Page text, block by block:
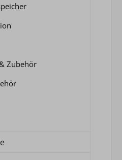
Zubehör